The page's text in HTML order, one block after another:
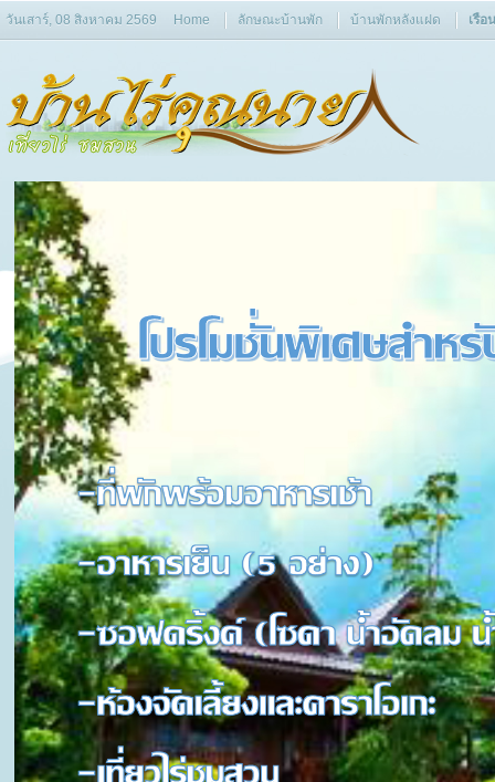
วันเสาร์, 08 สิงหาคม 2569 Home ลักษณะบ้านพัก บ้านพักหลังแฝด เรือ